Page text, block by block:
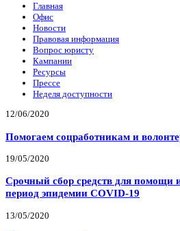
Главная
Офис
Новости
Правовая информация
Вопрос юристу
Кампании
Ресурсы
Прессе
Неделя доступности
12/06/2020
Помогаем соцработникам и
19/05/2020
Срочный сбор средств для помощи
период эпидемии COVID-19
13/05/2020